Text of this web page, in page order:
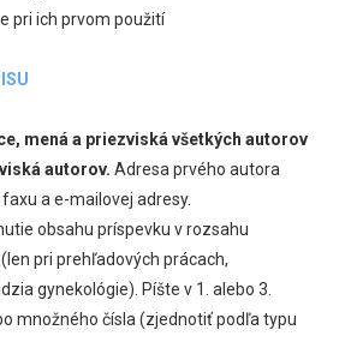
pri ich prvom použití
mená a priezviská všetkých autorov
autorov. Adresa prvého autora
a e-mailovej adresy.
obsahu príspevku v rozsahu
pri prehľadových prácach,
gynekológie). Píšte v 1. alebo 3.
množného čísla (zjednotiť podľa typu